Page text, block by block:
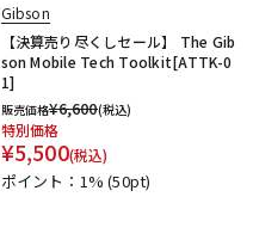
Gibson
【決算売り尽くしセール】 The Gib
son Mobile Tech Toolkit[ATTK-0
1]
販売価格¥6,600(税込)
特別価格
¥5,500(税込)
ポイント：1%(50pt)